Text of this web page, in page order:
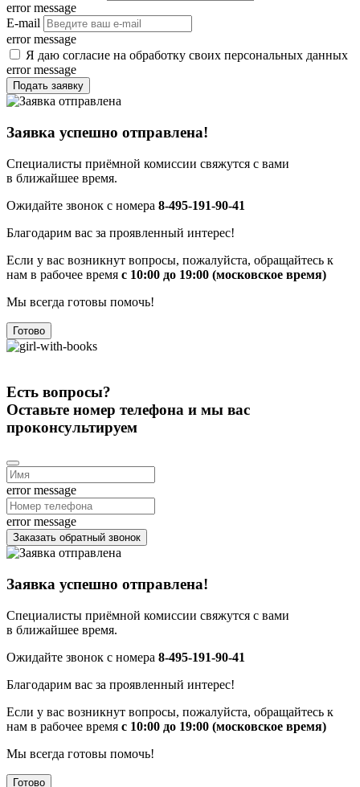
error message
E-mail
error message
Я даю согласие на обработку своих персональных данных
error message
Подать заявку
Заявка успешно отправлена!
Специалисты приёмной комиссии свяжутся с вами
в ближайшее время.
Ожидайте звонок с номера 8-495-191-90-41
Благодарим вас за проявленный интерес!
Если у вас возникнут вопросы, пожалуйста, обращайтесь к
нам в рабочее время с 10:00 до 19:00 (московское время)
Мы всегда готовы помочь!
Готово
Есть вопросы?
Оставьте номер телефона и мы вас
проконсультируем
error message
error message
Заказать обратный звонок
Заявка успешно отправлена!
Специалисты приёмной комиссии свяжутся с вами
в ближайшее время.
Ожидайте звонок с номера 8-495-191-90-41
Благодарим вас за проявленный интерес!
Если у вас возникнут вопросы, пожалуйста, обращайтесь к
нам в рабочее время с 10:00 до 19:00 (московское время)
Мы всегда готовы помочь!
Готово